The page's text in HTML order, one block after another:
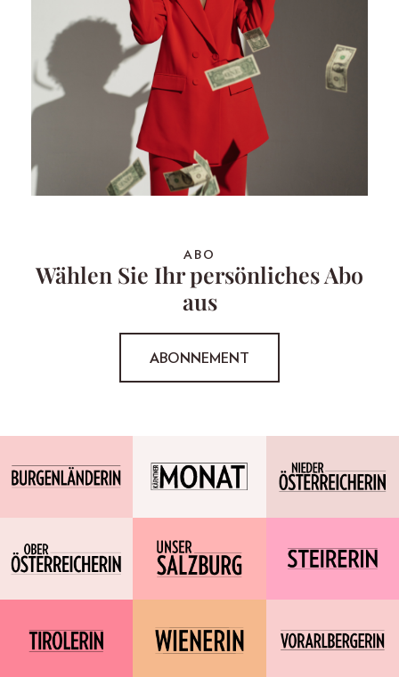
ABO
Wählen Sie Ihr persönliches Abo
aus
ABONNEMENT